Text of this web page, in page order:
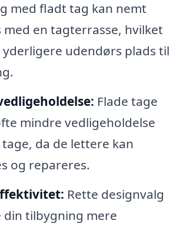
med fladt tag kan nemt
med en tagterrasse, hvilket
udendørs plads til
Flade tage
mindre vedligeholdelse
da de lettere kan
og repareres.
Rette designvalg
din tilbygning mere